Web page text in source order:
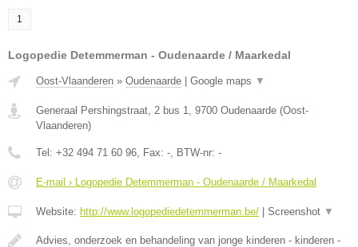
1
Logopedie Detemmerman - Oudenaarde / Maarkedal
Oost-Vlaanderen » Oudenaarde Google maps ▼
Generaal Pershingstraat, 2 bus 1, 9700 Oudenaarde (Oost-
Vlaanderen)
Tel: +32 494 71 60 96, Fax: -, BTW-nr: -
E-mail › Logopedie Detemmerman - Oudenaarde / Maarkedal
Website: http://www.logopediedetemmerman.be/ Screenshot ▼
Advies, onderzoek en behandeling van jonge kinderen - kinderen -